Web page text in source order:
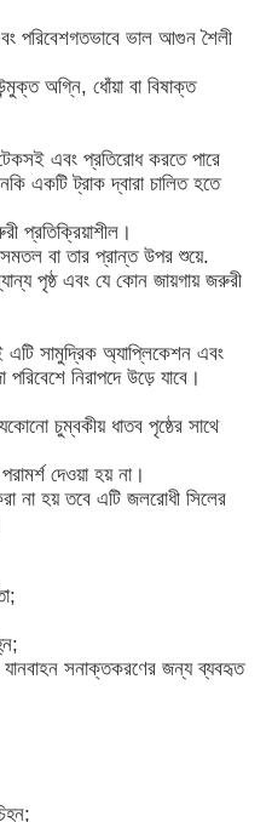
পরিবেশগতভাবে ভাল আগুন শৈলী
অগ্নি, ধোঁয়া বা বিষাক্ত
এবং প্রতিরোধ করতে পারে
একটি ট্রাক দ্বারা চালিত হতে
প্রতিক্রিয়াশীল।
বা তার প্রান্ত উপর শুয়ে.
পৃষ্ঠ এবং যে কোন জায়গায় জরুরী
সামুদ্রিক অ্যাপ্লিকেশন এবং
নিরাপদে উড়ে যাবে।
চুম্বকীয় ধাতব পৃষ্ঠের সাথে
দেওয়া হয় না।
না হয় তবে এটি জলরোধী সিলের
সনাক্তকরণের জন্য ব্যবহৃত